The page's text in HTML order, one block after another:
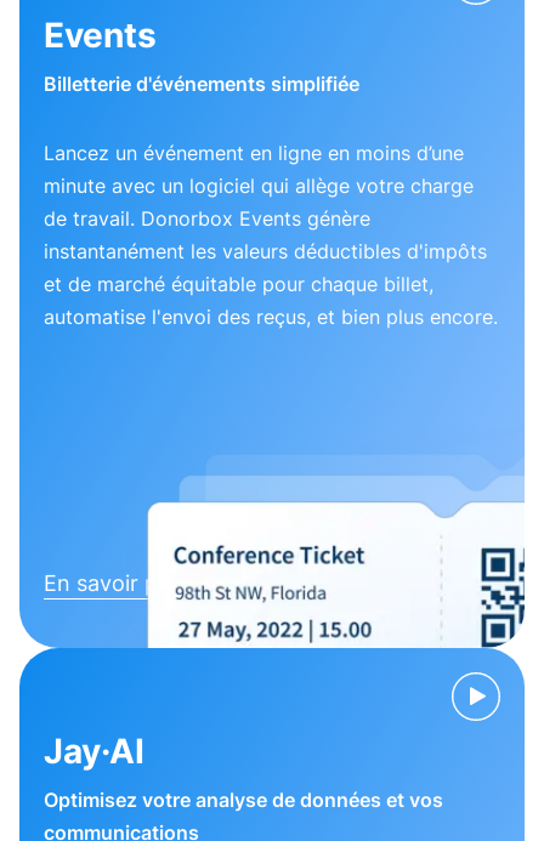
Events
Billetterie d'événements simplifiée
Lancez un événement en ligne en moins d’une
minute avec un logiciel qui allège votre charge
de travail. Donorbox Events génère
instantanément les valeurs déductibles d'impôts
et de marché équitable pour chaque billet,
automatise l'envoi des reçus, et bien plus encore.
En savoir plus
Jay·AI
Optimisez votre analyse de données et vos
communications